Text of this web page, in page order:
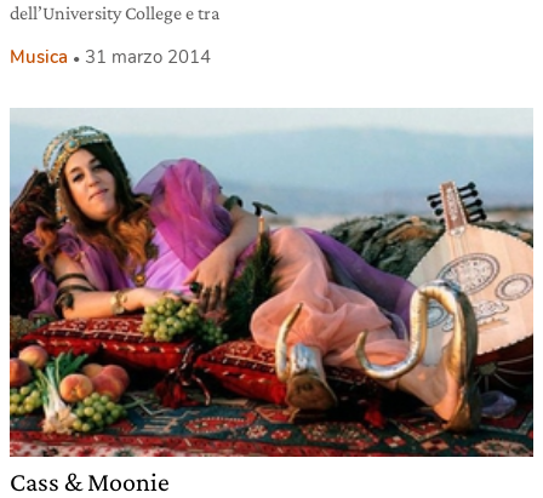
dell’University College e tra
Musica 31 marzo 2014
Cass & Moonie